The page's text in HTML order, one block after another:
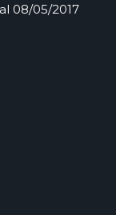
08/05/2017